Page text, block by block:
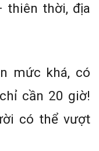
thiên thời, địa
mức khá, có
cần 20 giờ!
có thể vượt